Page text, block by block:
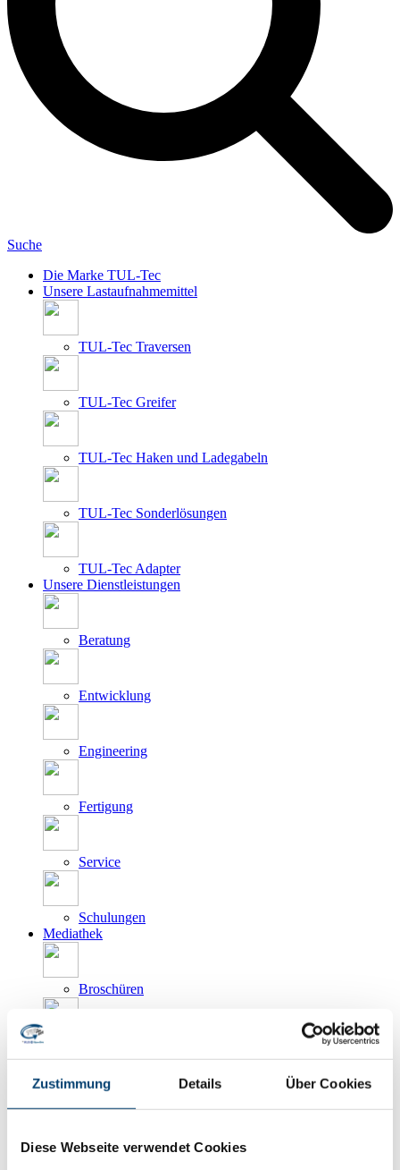
Zustimmung Details Über Cookies
Diese Webseite verwendet Cookies
Suche
Die Marke TUL-Tec
Unsere Lastaufnahmemittel
TUL-Tec Traversen
TUL-Tec Greifer
TUL-Tec Haken und Ladegabeln
TUL-Tec Sonderlösungen
TUL-Tec Adapter
Unsere Dienstleistungen
Beratung
Entwicklung
Engineering
Fertigung
Service
Schulungen
Mediathek
Broschüren